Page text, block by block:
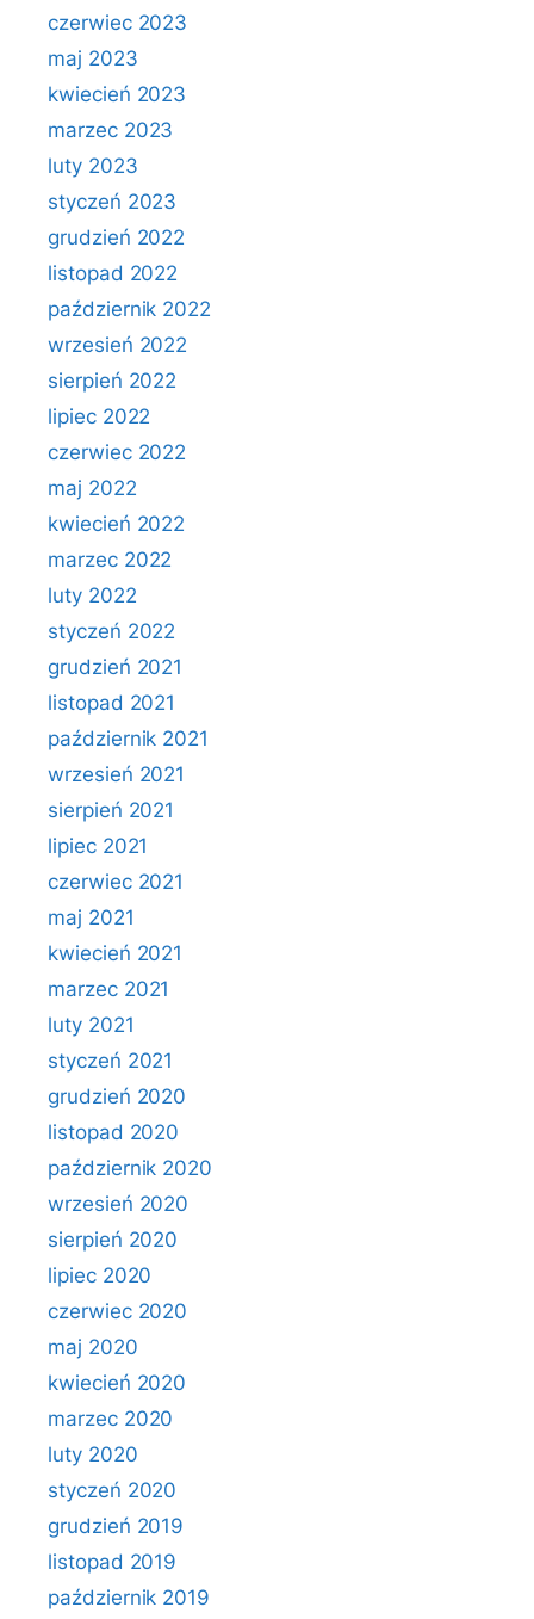
czerwiec 2023
maj 2023
kwiecień 2023
marzec 2023
luty 2023
styczeń 2023
grudzień 2022
listopad 2022
październik 2022
wrzesień 2022
sierpień 2022
lipiec 2022
czerwiec 2022
maj 2022
kwiecień 2022
marzec 2022
luty 2022
styczeń 2022
grudzień 2021
listopad 2021
październik 2021
wrzesień 2021
sierpień 2021
lipiec 2021
czerwiec 2021
maj 2021
kwiecień 2021
marzec 2021
luty 2021
styczeń 2021
grudzień 2020
listopad 2020
październik 2020
wrzesień 2020
sierpień 2020
lipiec 2020
czerwiec 2020
maj 2020
kwiecień 2020
marzec 2020
luty 2020
styczeń 2020
grudzień 2019
listopad 2019
październik 2019